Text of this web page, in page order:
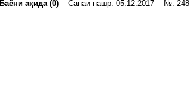
Баёни ақида (0) Санаи нашр: 05.12.2017 №: 248